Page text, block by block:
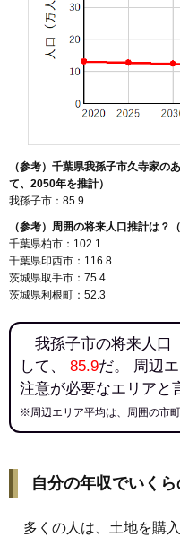
（参考）千葉県我孫子市久寺家の
て、2050年を推計）
我孫子市：85.9
（参考）周囲の将来人口推計は？
千葉県柏市：102.1
千葉県印西市：116.8
茨城県取手市：75.4
茨城県利根町：52.3
我孫子市の将来人口
して、 85.9だ。 周辺
注意が必要なエリアと
※周辺エリア平均は、周囲の市
自分の年収でいく
多くの人は、土地を購